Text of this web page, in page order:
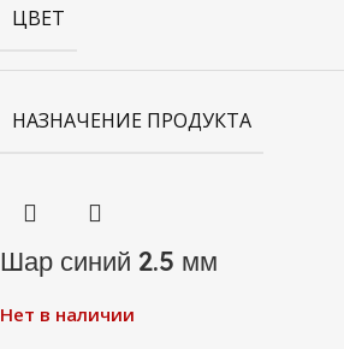
ЦВЕТ
НАЗНАЧЕНИЕ ПРОДУКТА
Шар синий 2.5 мм
Нет в наличии